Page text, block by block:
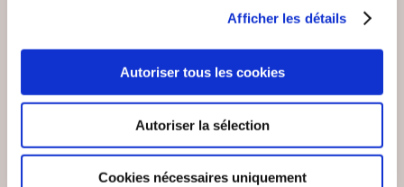
Afficher les détails
Autoriser tous les cookies
Autoriser la sélection
Cookies nécessaires uniquement
NEW